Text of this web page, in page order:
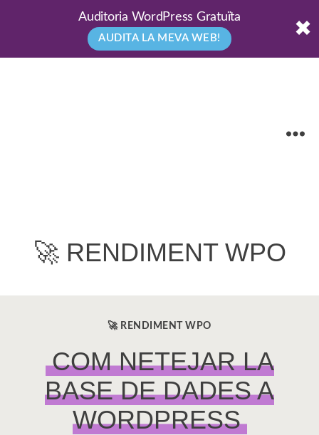
Auditoria WordPress Gratuïta
AUDITA LA MEVA WEB! ✖
🚀 RENDIMENT WPO
CATEGORIES
🚀 RENDIMENT WPO
COM NETEJAR LA
BASE DE DADES A
WORDPRESS